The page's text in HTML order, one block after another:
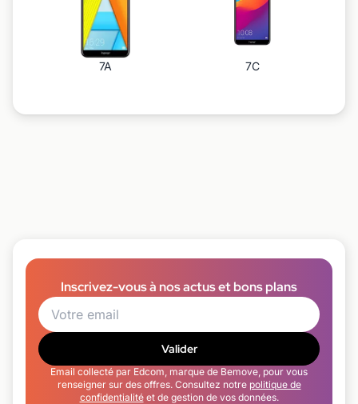
7A 7C
Inscrivez-vous à nos actus et bons plans
Valider
Email collecté par Edcom, marque de Bemove, pour vous
renseigner sur des offres. Consultez notre politique de
confidentialitéet de gestion de vos données.